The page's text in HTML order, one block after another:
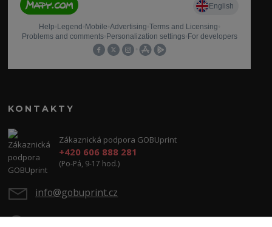
KONTAKTY
Zákaznická podpora GOBUprint
+420 606 888 281
(Po-Pá, 9-17 hod.)
info@gobuprint.cz